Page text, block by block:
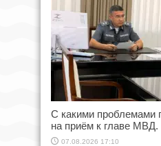
С какими проблемами
на приём к главе МВД.
07.08.2026 17:10